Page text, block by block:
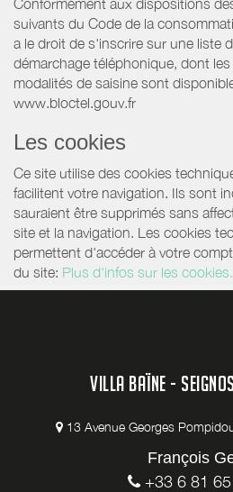
suivants du Code de la
a le droit de s'inscrire sur une liste
démarchage téléphonique, dont
modalités de saisine sont
www.bloctel.gouv.fr
Les cookies
Ce site utilise des cookies
facilitent votre navigation. Ils sont
sauraient être supprimés sans
site et la navigation. Les cookies
permettent d'accéder à votre
du site: Plus d'infos sur les cookies.
VILLA BAÏNE -
13 Avenue Georges
François
+33 6 81